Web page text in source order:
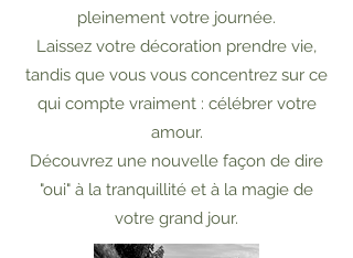
pleinement votre journée.
Laissez votre décoration prendre vie,
tandis que vous vous concentrez sur ce
qui compte vraiment : célébrer votre
amour.
Découvrez une nouvelle façon de dire
"oui" à la tranquillité et à la magie de
votre grand jour.